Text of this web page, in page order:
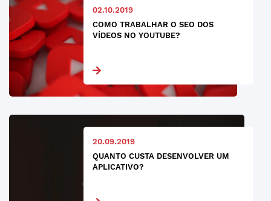
02.10.2019
COMO TRABALHAR O SEO DOS
VÍDEOS NO YOUTUBE?
20.09.2019
QUANTO CUSTA DESENVOLVER UM
APLICATIVO?